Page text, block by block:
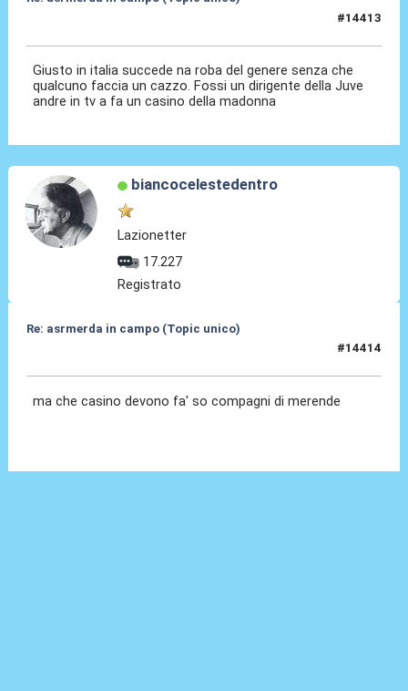
#14413
Giusto in italia succede na roba del genere senza che
qualcuno faccia un cazzo. Fossi un dirigente della Juve
andre in tv a fa un casino della madonna
biancocelestedentro
Lazionetter
17.227
Registrato
Re: asrmerda in campo (Topic unico)
#14414
ma che casino devono fa' so compagni di merende